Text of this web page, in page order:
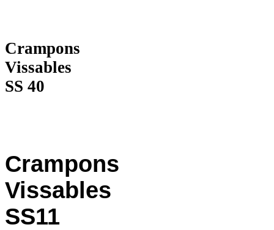
Crampons
Vissables
SS 40
Crampons
Vissables
SS11